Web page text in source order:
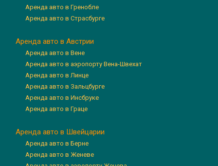
Аренда авто в Гренобле
Аренда авто в Страсбурге
Аренда авто в Австрии
Аренда авто в Вене
Аренда авто в аэропорту Вена-Швехат
Аренда авто в Линце
Аренда авто в Зальцбурге
Аренда авто в Инсбруке
Аренда авто в Граце
Аренда авто в Швейцарии
Аренда авто в Берне
Аренда авто в Женеве